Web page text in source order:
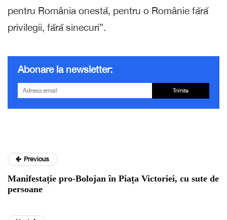
pentru România onestă, pentru o Românie fără
privilegii, fără sinecuri”.
Abonare la newsletter:
Trimite
Previous
Manifestație pro-Bolojan în Piața Victoriei, cu sute de
persoane